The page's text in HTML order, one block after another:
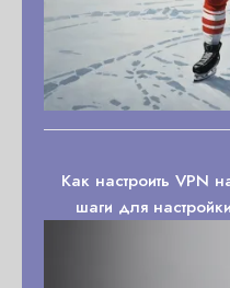
Как настроить VPN
шаги для